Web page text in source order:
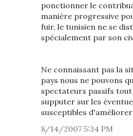
ponctionner le
manière progressive
fuir, le tunisien ne se
spécialement par son
Ne connaissant pas la
pays nous ne pouvons
spectateurs passifs
supputer sur les
susceptibles
8/14/2007 5:34 PM